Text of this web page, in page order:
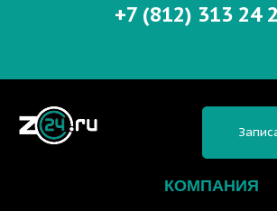
+7 (812) 313 24
КОМПАНИЯ